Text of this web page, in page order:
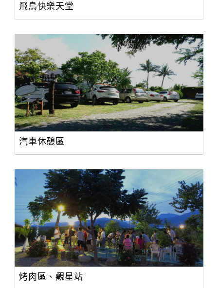
飛鳥快樂天堂
汽車休憩區
烤肉區、觀星站